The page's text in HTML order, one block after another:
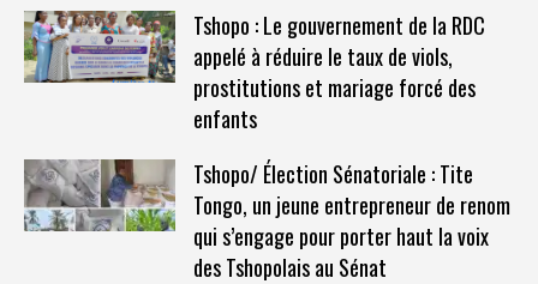
Tshopo : Le gouvernement de la RDC
appelé à réduire le taux de viols,
prostitutions et mariage forcé des
enfants
Tshopo/ Élection Sénatoriale : Tite
Tongo, un jeune entrepreneur de renom
qui s’engage pour porter haut la voix
des Tshopolais au Sénat